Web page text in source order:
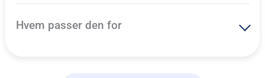
Hvem passer den for